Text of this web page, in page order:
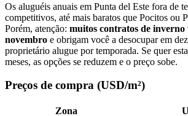
Os aluguéis anuais em Punta del Este fora de
competitivos, até mais baratos que Pocitos ou
Porém, atenção: muitos contratos de inverno
novembro e obrigam você a desocupar em
proprietário alugue por temporada. Se quer
meses, as opções se reduzem e o preço sobe.
Preços de compra (USD/m²)
Zona